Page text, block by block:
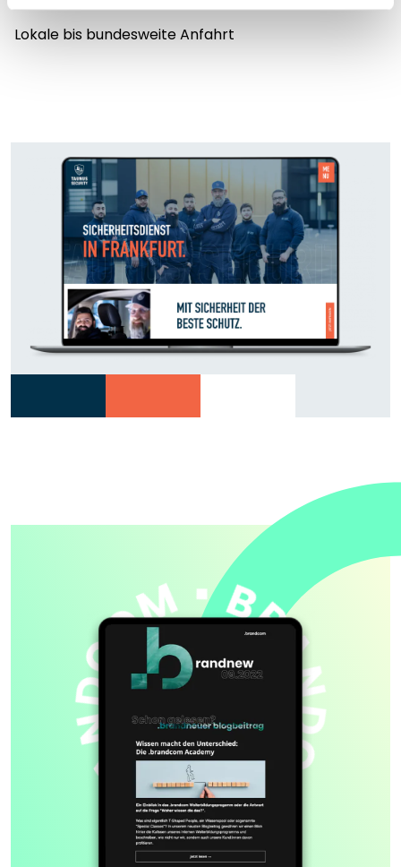
Lokale bis bundesweite Anfahrt